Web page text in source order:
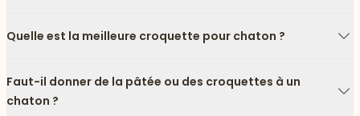
Quelle est la meilleure croquette pour chaton ?
Faut-il donner de la pâtée ou des croquettes à un
chaton ?